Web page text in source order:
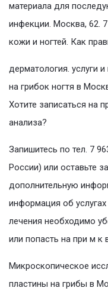
материала для
инфекции. Москва, 62.
кожи и ногтей. Как
дерматология. услуги
на грибок ногтя в
Хотите записаться на
анализа?
Запишитесь по тел. 7
России) или оставьте
дополнительную
информация об
лечения необходимо
или попасть на при м к
Микроскопическое
пластины на грибы в